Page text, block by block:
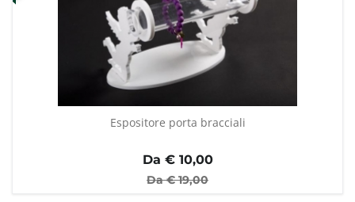
Espositore porta bracciali
Da €10,00
Da €19,00